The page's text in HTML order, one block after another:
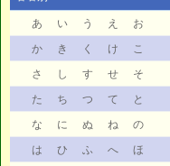
あ い う え
お
か
き く け
こ
さ
し す せ
そ
た
ち つ て
と
な
に ぬ ね
の
は
ひ ふ へ
ほ